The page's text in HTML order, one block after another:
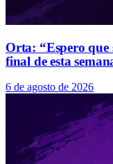
Orta: “Espero que
final de esta
6 de agosto de 2026